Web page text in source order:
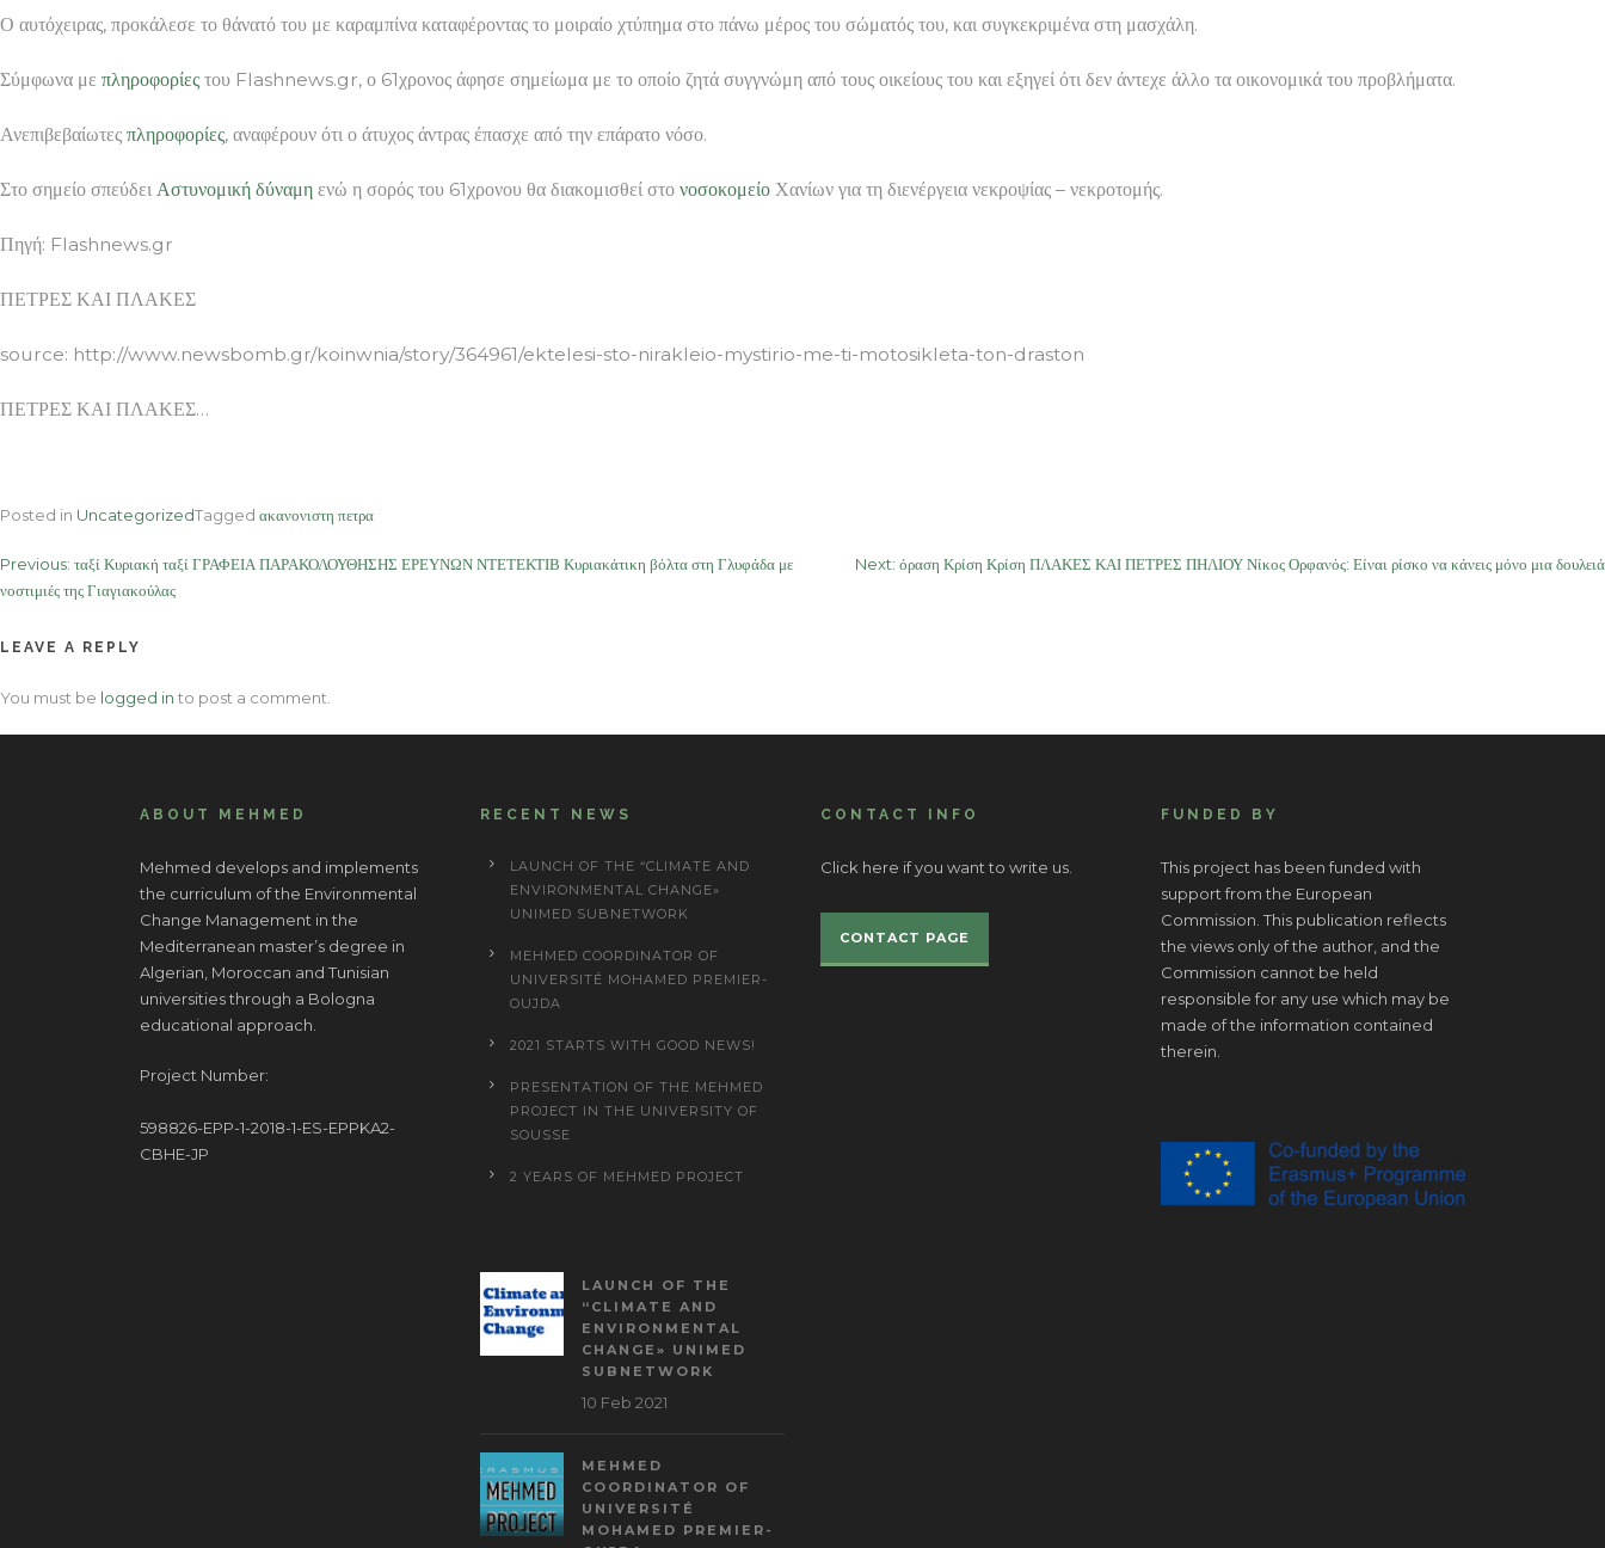
Ο αυτόχειρας, προκάλεσε το θάνατό του με καραμπίνα καταφέροντας το μοιραίο χτύπημα στο πάνω μέρος του σώματός του, και συγκεκριμένα στη μασχάλη.
Σύμφωνα με πληροφορίες του Flashnews.gr, ο 61χρονος άφησε σημείωμα με το οποίο ζητά συγγνώμη από τους οικείους του και εξηγεί ότι δεν άντεχε άλλο τα οικονομικά του προβλήματα.
Ανεπιβεβαίωτες πληροφορίες, αναφέρουν ότι ο άτυχος άντρας έπασχε από την επάρατο νόσο.
Στο σημείο σπεύδει Αστυνομική δύναμη ενώ η σορός του 61χρονου θα διακομισθεί στο νοσοκομείο Χανίων για τη διενέργεια νεκροψίας – νεκροτομής.
Πηγή: Flashnews.gr
ΠΕΤΡΕΣ ΚΑΙ ΠΛΑΚΕΣ
source: http://www.newsbomb.gr/koinwnia/story/364961/ektelesi-sto-nirakleio-mystirio-me-ti-motosikleta-ton-draston
ΠΕΤΡΕΣ ΚΑΙ ΠΛΑΚΕΣ…
Posted in UncategorizedTagged ακανονιστη πετρα
Post
navigation
Previous: ταξί Κυριακή ταξί ΓΡΑΦΕΙΑ ΠΑΡΑΚΟΛΟΥΘΗΣΗΣ ΕΡΕΥΝΩΝ ΝΤΕΤΕΚΤΙΒ Κυριακάτικη βόλτα στη Γλυφάδα με
νοστιμιές της Γιαγιακούλας
Next: όραση Κρίση Κρίση ΠΛΑΚΕΣ ΚΑΙ ΠΕΤΡΕΣ ΠΗΛΙΟΥ Νίκος Ορφανός: Είναι ρίσκο να κάνεις μόνο μια δουλειά
LEAVE A REPLY
You must be logged in to post a comment.
ABOUT MEHMED
Mehmed develops and implements
the curriculum of the Environmental
Change Management in the
Mediterranean master’s degree in
Algerian, Moroccan and Tunisian
universities through a Bologna
educational approach.
Project Number:
598826-EPP-1-2018-1-ES-EPPKA2-
CBHE-JP
RECENT NEWS
LAUNCH OF THE “CLIMATE AND
ENVIRONMENTAL CHANGE»
UNIMED SUBNETWORK
MEHMED COORDINATOR OF
UNIVERSITÉ MOHAMED PREMIER-
OUJDA
2021 STARTS WITH GOOD NEWS!
PRESENTATION OF THE MEHMED
PROJECT IN THE UNIVERSITY OF
SOUSSE
2 YEARS OF MEHMED PROJECT
LAUNCH OF THE
“CLIMATE AND
ENVIRONMENTAL
CHANGE» UNIMED
SUBNETWORK
10 Feb 2021
MEHMED
COORDINATOR OF
UNIVERSITÉ
MOHAMED PREMIER-
CONTACT INFO
Click here if you want to write us.
CONTACT PAGE
FUNDED BY
This project has been funded with
support from the European
Commission. This publication reflects
the views only of the author, and the
Commission cannot be held
responsible for any use which may be
made of the information contained
therein.